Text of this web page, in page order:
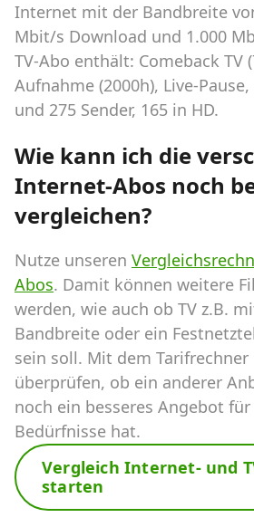
Internet mit der Bandbreite
Mbit/s Download und 1.000
TV-Abo enthält: Comeback TV
Aufnahme (2000h), Live-
und 275 Sender, 165 in HD.
Wie kann ich die
Internet-Abos noch
vergleichen?
Nutze unseren
Abos. Damit können weitere
werden, wie auch ob TV z.B.
Bandbreite oder ein
sein soll. Mit dem
überprüfen, ob ein anderer
noch ein besseres Angebot
Bedürfnisse hat.
Vergleich Internet- und
starten